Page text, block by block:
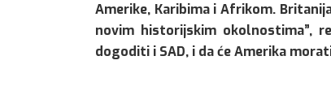
Amerike, Karibima i Afrikom.
novim historijskim okolnostima”,
dogoditi i SAD, i da će Amerika